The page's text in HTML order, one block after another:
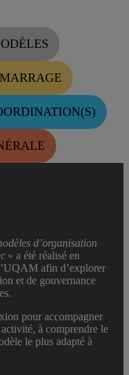
d’organisation
» a été réalisé en
afin d’explorer
et de gouvernance
pour accompagner
à comprendre le
le plus adapté à